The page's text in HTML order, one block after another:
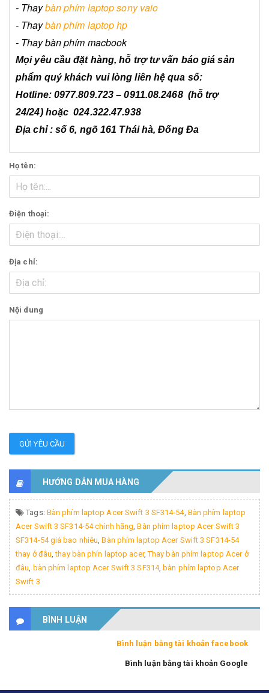
- Thaybàn phím laptop sony vaio
- Thaybàn phím laptop hp
- Thay bàn phím macbook
Mọi yêu cầu đặt hàng, hỗ trợ tư vấn báo giá sản
phẩm quý khách vui lòng liên hệ qua số:
Hotline: 0977.809.723 – 0911.08.2468 (hỗ trợ
24/24) hoặc 024.322.47.938
Địa chỉ : số 6, ngõ 161 Thái hà, Đống Đa
Họ tên:
Điện thoại:
Địa chỉ:
Nội dung
GỬI YÊU CẦU
HƯỚNG DẪN MUA HÀNG
Tags: Bàn phím laptop Acer Swift 3 SF314-54, Bàn phím laptop
Acer Swift 3 SF314-54 chính hãng,Bàn phím laptop Acer Swift 3
SF314-54 giá bao nhiêu,Bàn phím laptop Acer Swift 3 SF314-54
thay ở đâu,thay bàn phín laptop acer,Thay bàn phím laptop Acer ở
đâu, bàn phím laptop Acer Swift 3 SF314, bàn phím laptop Acer
Swift 3
BÌNH LUẬN
Bình luận bằng tài khoản facebook
Bình luận bằng tài khoản Google